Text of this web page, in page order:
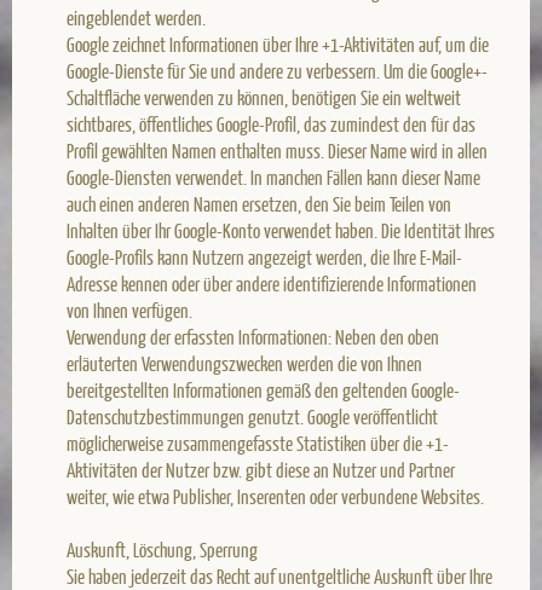
eingeblendet werden.
Google zeichnet Informationen über Ihre +1-Aktivitäten auf, um die
Google-Dienste für Sie und andere zu verbessern. Um die Google+-
Schaltfläche verwenden zu können, benötigen Sie ein weltweit
sichtbares, öffentliches Google-Profil, das zumindest den für das
Profil gewählten Namen enthalten muss. Dieser Name wird in allen
Google-Diensten verwendet. In manchen Fällen kann dieser Name
auch einen anderen Namen ersetzen, den Sie beim Teilen von
Inhalten über Ihr Google-Konto verwendet haben. Die Identität Ihres
Google-Profils kann Nutzern angezeigt werden, die Ihre E-Mail-
Adresse kennen oder über andere identifizierende Informationen
von Ihnen verfügen.
Verwendung der erfassten Informationen: Neben den oben
erläuterten Verwendungszwecken werden die von Ihnen
bereitgestellten Informationen gemäß den geltenden Google-
Datenschutzbestimmungen genutzt. Google veröffentlicht
möglicherweise zusammengefasste Statistiken über die +1-
Aktivitäten der Nutzer bzw. gibt diese an Nutzer und Partner
weiter, wie etwa Publisher, Inserenten oder verbundene Websites.
Auskunft, Löschung, Sperrung
Sie haben jederzeit das Recht auf unentgeltliche Auskunft über Ihre